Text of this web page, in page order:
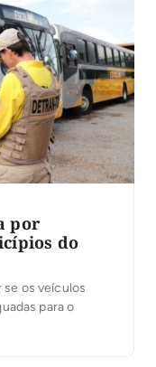
por
do
os veículos
para o